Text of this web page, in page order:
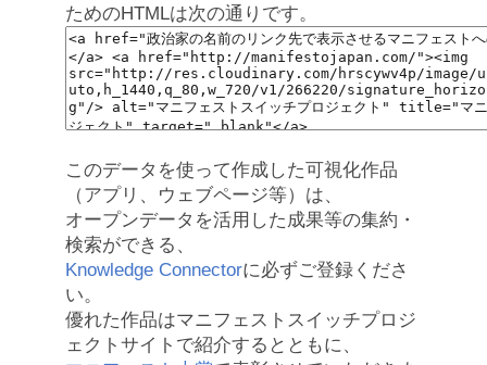
ためのHTMLは次の通りです。
このデータを使って作成した可視化作品
（アプリ、ウェブページ等）は、
オープンデータを活用した成果等の集約・
検索ができる、
Knowledge Connectorに必ずご登録くださ
い。
優れた作品はマニフェストスイッチプロジ
ェクトサイトで紹介するとともに、